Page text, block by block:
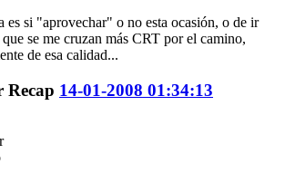
es si "aprovechar" o no esta ocasión, o de ir
se me cruzan más CRT por el camino,
de esa calidad...
Recap 14-01-2008 01:34:13